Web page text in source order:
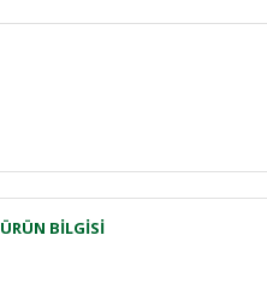
ÜRÜN BILGISI